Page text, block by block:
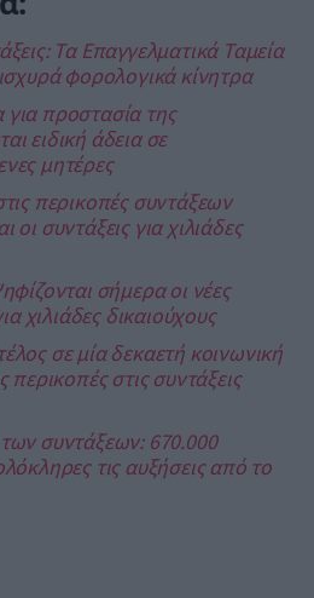
Τα Επαγγελματικά Ταμεία
φορολογικά κίνητρα
προστασία της
ειδική άδεια σε
μητέρες
περικοπές συντάξεων
οι συντάξεις για χιλιάδες
σήμερα οι νέες
χιλιάδες δικαιούχους
σε μία δεκαετή κοινωνική
περικοπές στις συντάξεις
συντάξεων: 670.000
τις αυξήσεις από το